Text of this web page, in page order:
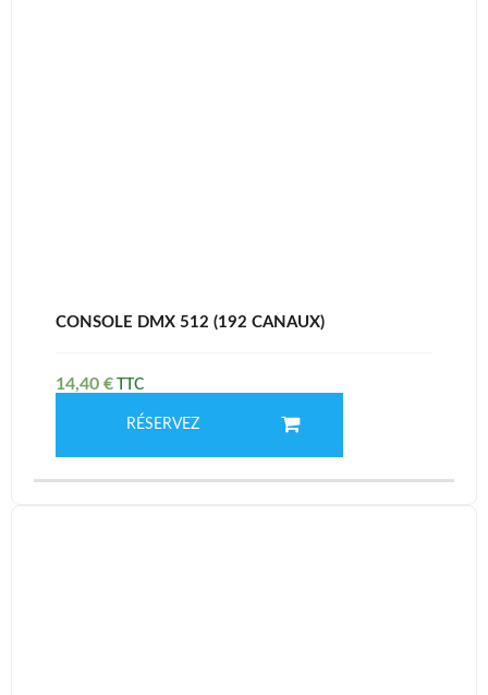
CONSOLE DMX 512 (192 CANAUX)
14,40 €
RÉSERVEZ